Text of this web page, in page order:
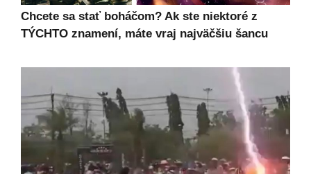
Chcete sa stať boháčom? Ak ste niektoré z
TÝCHTO znamení, máte vraj najväčšiu šancu